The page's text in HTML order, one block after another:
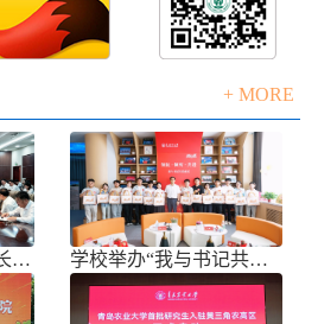
+ MORE
青岛市委副书记、市长任刚来校调研 学校举办“我与书记共话成长”师生面